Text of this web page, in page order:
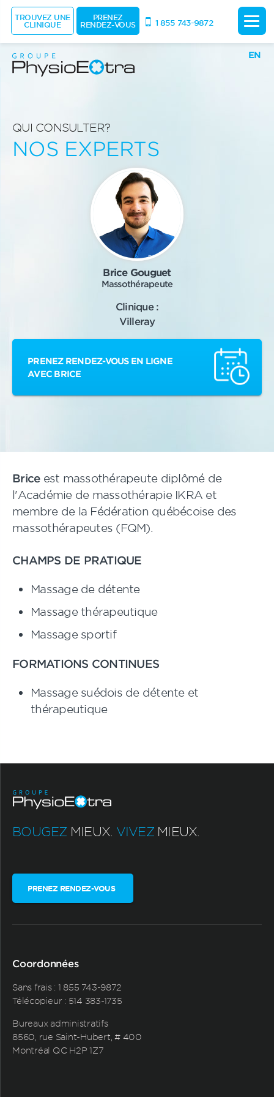
EN
QUI CONSULTER?
NOS EXPERTS
Brice Gouguet
Massothérapeute
Clinique :
Villeray
PRENEZ RENDEZ-VOUS EN LIGNE
AVEC BRICE
Briceest massothérapeute diplômé de
l'Académie de massothérapie IKRA et
membre de la Fédération québécoise des
massothérapeutes (FQM).
CHAMPS DE PRATIQUE
Massage de détente
Massage thérapeutique
Massage sportif
FORMATIONS CONTINUES
Massage suédois de détente et
thérapeutique
BOUGEZ MIEUX. VIVEZ MIEUX.
PRENEZ RENDEZ-VOUS
Coordonnées
Sans frais : 1 855 743-9872
Télécopieur : 514 383-1735
Bureaux administratifs
8560, rue Saint-Hubert, # 400
Montréal QC H2P 1Z7
TROUVEZ UNE
CLINIQUE
PRENEZ
RENDEZ-VOUS 1 855 743-9872